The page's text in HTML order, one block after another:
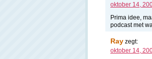
oktober 14,
Prima idee,
podcast met
Ray zegt:
oktober 14,